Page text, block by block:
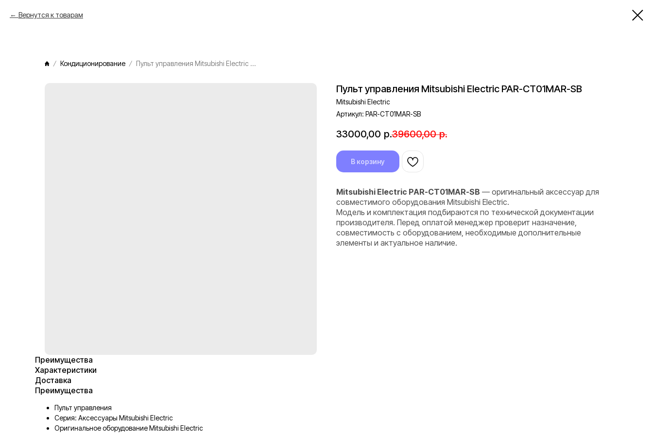
Вернутся к товарам
Кондиционирование Пульт управления Mitsubishi Electric PAR-CT01MAR-SB
Пульт управления Mitsubishi Electric PAR-CT01MAR-SB
Mitsubishi Electric
Артикул: PAR-CT01MAR-SB
33000,00 р.39600,00 р.
В корзину
Mitsubishi Electric PAR-CT01MAR-SB — оригинальный аксессуар для
совместимого оборудования Mitsubishi Electric.
Модель и комплектация подбираются по технической документации
производителя. Перед оплатой менеджер проверит назначение,
совместимость с оборудованием, необходимые дополнительные
элементы и актуальное наличие.
Преимущества
Характеристики
Доставка
Преимущества
Пульт управления
Серия: Аксессуары Mitsubishi Electric
Оригинальное оборудование Mitsubishi Electric